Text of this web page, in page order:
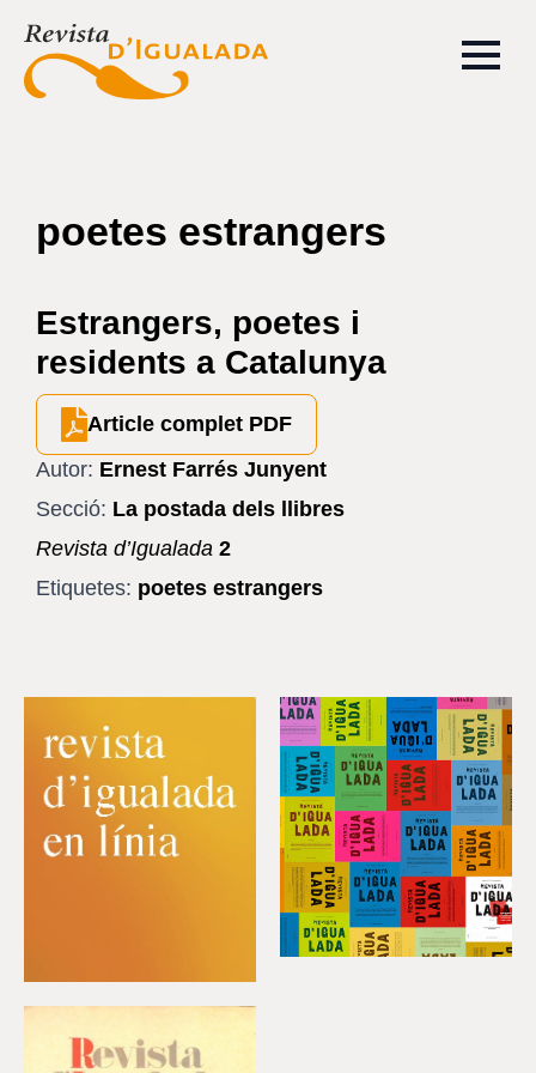
poetes estrangers
Estrangers, poetes i
residents a Catalunya
Article complet PDF
Autor: Ernest Farrés Junyent
Secció: La postada dels llibres
Revista d’Igualada 2
Etiquetes: poetes estrangers